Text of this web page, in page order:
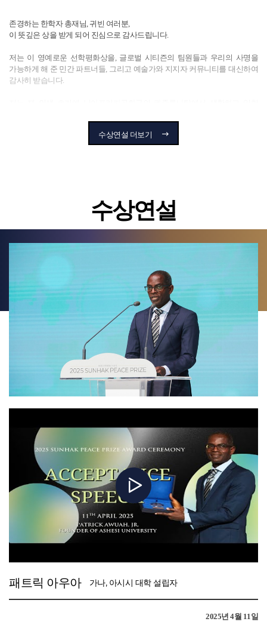
본보기입니다. 1970년대에 비슷한 발전 경로에 있었던 케냐와 한국의 현재
모습은 전략과 헌신으로 큰 변화를 이룰 수 있음을 보여줍니다.
아프리카는 젊고 빠르게 성장하는 인력, 풍부한 재생에너지 잠재력, 핵심
원자재 등 녹색 경쟁력을 갖춘 중요한 세계적 주체로 발돋움할 준비가 되어
있습니다. 이제 아프리카가 스스로의 강점을 활용하여 혁신적 변화를 이룰
무한한 기회를 여는 열쇠입니다. 이 일은 시급하지만, 결코 불가능한 것이
이 위대한 영예에 다시 한번 깊이 감사드립니다.
존경하는 한학자 총재님, 귀빈 여러분,
이 뜻깊은 상을 받게 되어 진심으로 감사드립니다.
저는 이 영예로운 선학평화상을, 글로벌 시티즌의 팀원들과 우리의 사명을
가능하게 해 준 민간 파트너들, 그리고 예술가와 지지자 커뮤니티를 대신하여
감사히 받습니다.
중심지에서 심각한 불평등과 수많은 고아를 낳은 극심한 절망의 시기이기도
"빈곤 퇴치는 자선이 아니라 정의의 실현입니다. 노예제와 인종차별처럼 빈곤
역시 자연스러운 현상이 아닙니다. 빈곤은 인간이 만들어 낸 문제이며, 인간의
기후 위기 해결, 모든 아이에게 양질의 교육 제공, 그리고 항구적 평화 구축과
같은 중대한 세계적 과제들은 한결같이 정의에 대한 확고한 의지를
요구합니다. 이는 단순히 약속을 하는 것에 그치지 않고, 지도자들이
실질적이고 측정 가능한 행동으로 전환할 때에만 가능합니다.
글로벌 시티즌 운동이 이룩한 성과는 누구나 우리의 지구와 가장 취약한
이들을 위해 의미 있는 변화를 만들 수 있다는 강력한 증거입니다.
남아프리카공화국과 필리핀에서 빈곤을 지속시키는 구조적 문제들을 직접
목격한 후, 저는 대학 시절 친구와 함께 호주에서 열리는 G20 정상회담을
앞두고 최초의 주요 캠페인을 시작했습니다. 세계에서 가장 소외된 이들을
History)"에는 보노와 펄 잼이 참여했습니다.
놀랍게도 호주 정부는 우리의 목소리에 응답했고, 국제 개발 지원금을 두 배로
늘려 극빈층 구제를 위한 62억 달러의 추가 투자를 약속했습니다.
이 캠페인의 성공 이후, 우리는 뉴욕으로 무대를 옮겼고, 지난 10년 동안
센트럴파크를 플랫폼으로 삼아 당대의 가장 긴급한 문제들을 해결하기 위한
캠페인을 전개해왔습니다.
오늘날 우리의 영향력은 뉴욕 센트럴파크를 훨씬 뛰어넘습니다.
펼쳤고, 15만 명의 관객이 모였습니다.
만델라 탄생 100주년을 기념하여 요하네스버그에서는 비욘세, 제이지, 에드
시런, 에디 베더, 퍼렐 윌리엄스, 크리스 마틴, 어셔가 참여한 성대한 행사를
수상연설 더보기
수상연설
패트릭 아우아 가나, 아시시 대학 설립자
2025년 4월 11일